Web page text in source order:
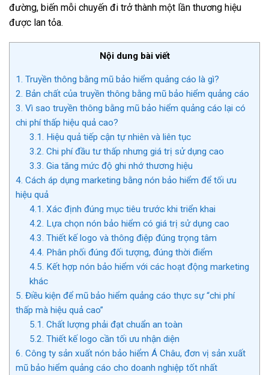
đường, biến mỗi chuyến đi trở thành một lần thương hiệu
được lan tỏa.
Nội dung bài viết
1. Truyền thông bằng mũ bảo hiểm quảng cáo là gì?
2. Bản chất của truyền thông bằng mũ bảo hiểm quảng cáo
3. Vì sao truyền thông bằng mũ bảo hiểm quảng cáo lại có
chi phí thấp hiệu quả cao?
3.1. Hiệu quả tiếp cận tự nhiên và liên tục
3.2. Chi phí đầu tư thấp nhưng giá trị sử dụng cao
3.3. Gia tăng mức độ ghi nhớ thương hiệu
4. Cách áp dụng marketing bằng nón bảo hiểm để tối ưu
hiệu quả
4.1. Xác định đúng mục tiêu trước khi triển khai
4.2. Lựa chọn nón bảo hiểm có giá trị sử dụng cao
4.3. Thiết kế logo và thông điệp đúng trọng tâm
4.4. Phân phối đúng đối tượng, đúng thời điểm
4.5. Kết hợp nón bảo hiểm với các hoạt động marketing
khác
5. Điều kiện để mũ bảo hiểm quảng cáo thực sự “chi phí
thấp mà hiệu quả cao”
5.1. Chất lượng phải đạt chuẩn an toàn
5.2. Thiết kế logo cần tối ưu nhận diện
6. Công ty sản xuất nón bảo hiểm Á Châu, đơn vị sản xuất
mũ bảo hiểm quảng cáo cho doanh nghiệp tốt nhất